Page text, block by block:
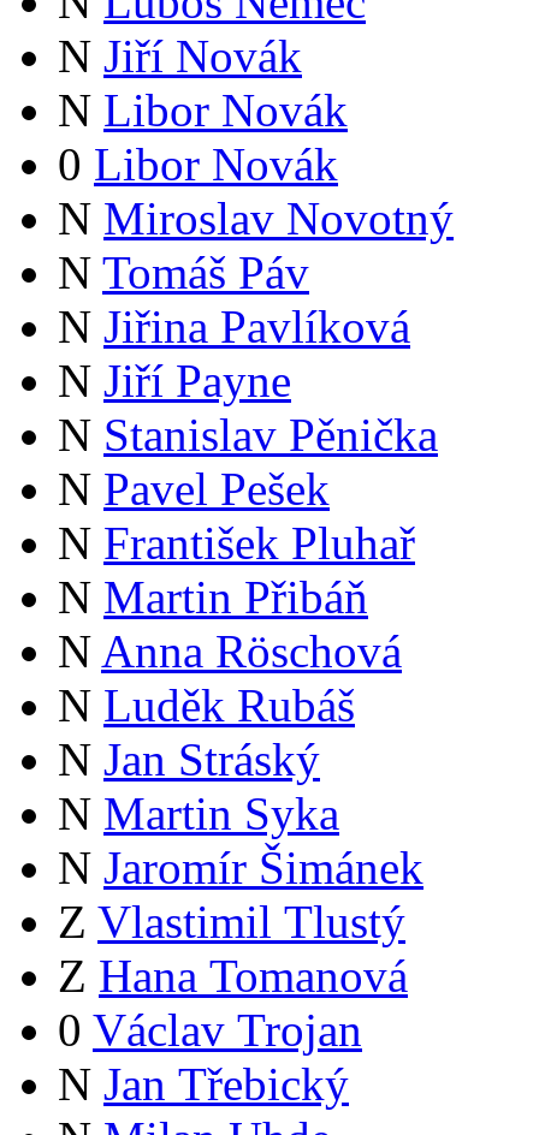
N Jiří Novák
N Libor Novák
0 Libor Novák
N Miroslav Novotný
N Tomáš Páv
N Jiřina Pavlíková
N Jiří Payne
N Stanislav Pěnička
N Pavel Pešek
N František Pluhař
N Martin Přibáň
N Anna Röschová
N Luděk Rubáš
N Jan Stráský
N Martin Syka
N Jaromír Šimánek
Z Vlastimil Tlustý
Z Hana Tomanová
0 Václav Trojan
N Jan Třebický